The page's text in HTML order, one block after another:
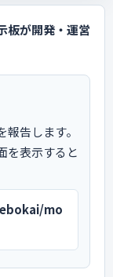
板が開発・運営
告します。
を表示すると
mo